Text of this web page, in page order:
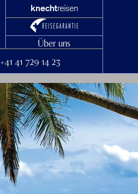
knechtreisen
Über uns
+41 41 729 14 23